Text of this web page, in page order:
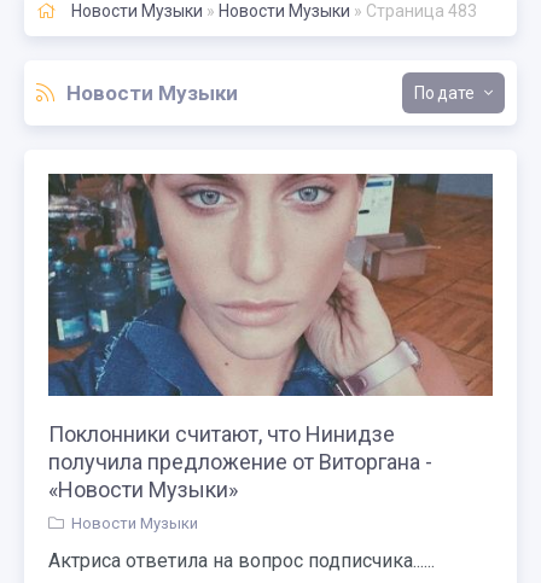
Новости Музыки » Новости Музыки » Страница 483
Новости Музыки дате
Поклонники считают, что Нинидзе
получила предложение от Виторгана -
«Новости Музыки»
Новости Музыки
Актриса ответила на вопрос подписчика......